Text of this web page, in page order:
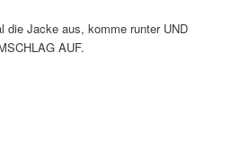
die Jacke aus, komme runter UND
AUF.